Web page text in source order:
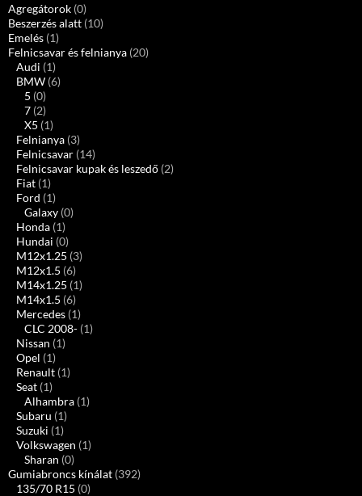
Agregátorok (0)
Beszerzés alatt (10)
Emelés (1)
Felnicsavar és felnianya (20)
Audi (1)
BMW (6)
5 (0)
7 (2)
X5 (1)
Felnianya (3)
Felnicsavar (14)
Felnicsavar kupak és leszedő (2)
Fiat (1)
Ford (1)
Galaxy (0)
Honda (1)
Hundai (0)
M12x1.25 (3)
M12x1.5 (6)
M14x1.25 (1)
M14x1.5 (6)
Mercedes (1)
CLC 2008- (1)
Nissan (1)
Opel (1)
Renault (1)
Seat (1)
Alhambra (1)
Subaru (1)
Suzuki (1)
Volkswagen (1)
Sharan (0)
Gumiabroncs kínálat (392)
135/70 R15 (0)